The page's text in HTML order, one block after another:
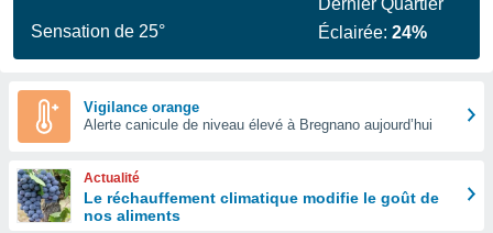
Sensation de 25°
Dernier Quartier
Éclairée:24%
Vigilance orange
Alerte canicule de niveau élevé à Bregnano aujourd’hui
Actualité
Le réchauffement climatique modifie le goût de
nos aliments